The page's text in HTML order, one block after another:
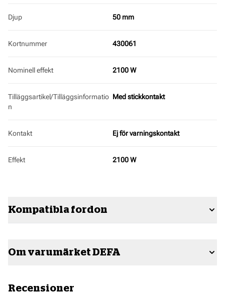
Djup 50 mm
Kortnummer 430061
Nominell effekt 2100 W
Tilläggsartikel/Tilläggsinformatio
n
Med stickkontakt
Kontakt Ej för varningskontakt
Effekt 2100 W
Kompatibla fordon
Om varumärket DEFA
Recensioner